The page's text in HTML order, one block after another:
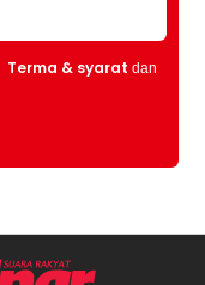
Terma & syarat dan